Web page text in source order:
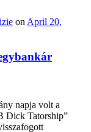
onApril 20,
napja volt a
Dick Tatorship”